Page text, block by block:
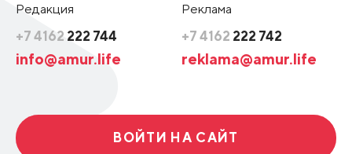
Редакция
+7 4162 222 744
info@amur.life
Реклама
+7 4162 222 742
reklama@amur.life
ВОЙТИ НА САЙТ